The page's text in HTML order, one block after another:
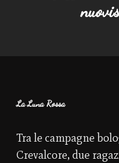
La Luna Rossa
Tra le campagne
Crevalcore, due